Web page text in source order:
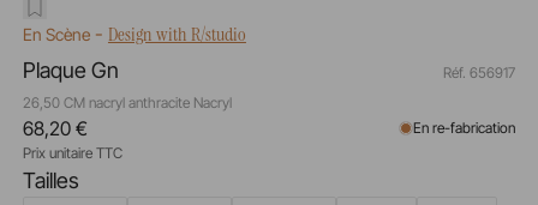
En Scène- Design with R/studio
Plaque Gn
26,50 CM nacryl anthracite Nacryl
Réf. 656917
Tailles
68,20 €
Prix unitaire TTC
En re-fabrication